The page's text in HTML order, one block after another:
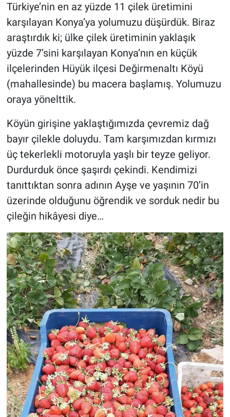
Türkiye’nin en az yüzde 11 çilek üretimini
karşılayan Konya’ya yolumuzu düşürdük. Biraz
araştırdık ki; ülke çilek üretiminin yaklaşık
yüzde 7’sini karşılayan Konya’nın en küçük
ilçelerinden Hüyük ilçesi Değirmenaltı Köyü
(mahallesinde) bu macera başlamış. Yolumuzu
oraya yönelttik.
Köyün girişine yaklaştığımızda çevremiz dağ
bayır çilekle doluydu. Tam karşımızdan kırmızı
üç tekerlekli motoruyla yaşlı bir teyze geliyor.
Durdurduk önce şaşırdı çekindi. Kendimizi
tanıttıktan sonra adının Ayşe ve yaşının 70’in
üzerinde olduğunu öğrendik ve sorduk nedir bu
çileğin hikâyesi diye…